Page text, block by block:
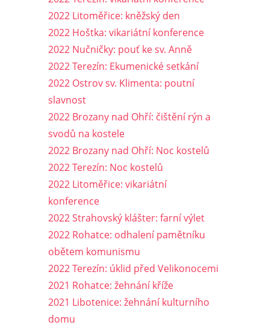
2022 Litoměřice: kněžský den
2022 Hoštka: vikariátní konference
2022 Nučničky: pouť ke sv. Anně
2022 Terezín: Ekumenické setkání
2022 Ostrov sv. Klimenta: poutní
slavnost
2022 Brozany nad Ohří: čištění rýn a
svodů na kostele
2022 Brozany nad Ohří: Noc kostelů
2022 Terezín: Noc kostelů
2022 Litoměřice: vikariátní
konference
2022 Strahovský klášter: farní výlet
2022 Rohatce: odhalení pamětníku
obětem komunismu
2022 Terezín: úklid před Velikonocemi
2021 Rohatce: žehnání kříže
2021 Libotenice: žehnání kulturního
domu